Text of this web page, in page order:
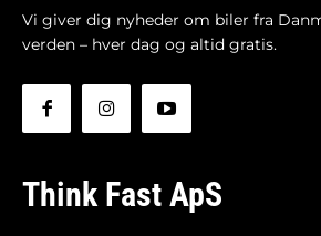
Vi giver dig nyheder om biler fra
verden – hver dag og altid gratis.
Think Fast ApS